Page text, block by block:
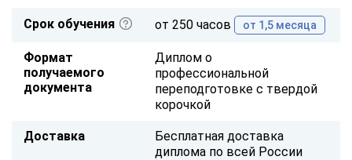
Срок обучения от 250 часов от 1,5 месяца
Формат
получаемого
документа
Диплом о
профессиональной
переподготовке с твердой
корочкой
Доставка
Бесплатная доставка
диплома по всей России